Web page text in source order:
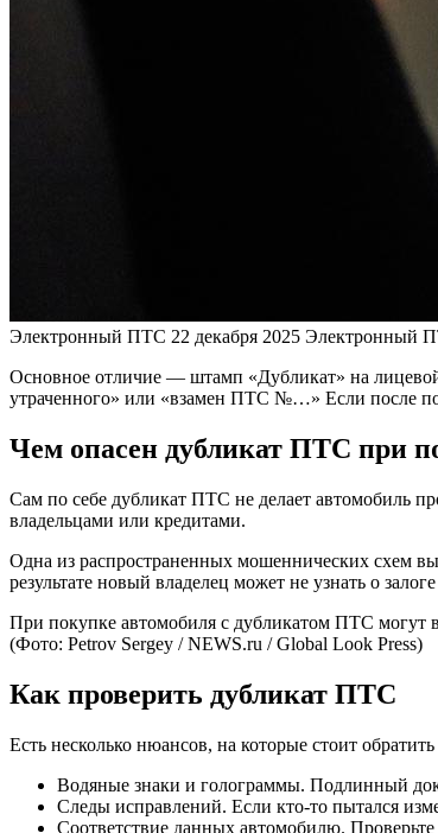
Электронный ПТС 22 декабря 2025 Электронный
Основное отличие — штамп «Дубликат» на
утраченного» или «взамен ПТС №…» Если после
Чем опасен дубликат ПТС при
Сам по себе дубликат ПТС не делает автомобиль
владельцами или кредитами.
Одна из распространенных мошеннических схем
результате новый владелец может не узнать о
При покупке автомобиля с дубликатом ПТС могут
(Фото: Petrov Sergey / NEWS.ru / Global Look Press)
Как проверить дубликат ПТС
Есть несколько нюансов, на которые стоит
Водяные знаки и голограммы. Подлинный
Следы исправлений. Если кто-то пытался
Соответствие данных автомобилю.